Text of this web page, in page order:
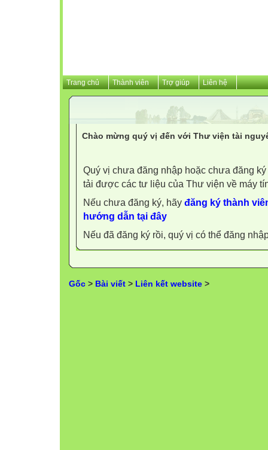
Trang chủ Thành viên Trợ giúp Liên hệ
Chào mừng quý vị đến với Thư viện tài
Quý vị chưa đăng nhập hoặc chưa đăng
tải được các tư liệu của Thư viện về máy
Nếu chưa đăng ký, hãy đăng ký thành
hướng dẫn tại đây
Nếu đã đăng ký rồi, quý vị có thể đăng
Gốc > Bài viết > Liên kết website >